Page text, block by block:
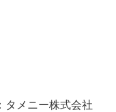
メニー株式会社